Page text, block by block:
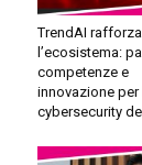
TrendAI rafforza
l’ecosistema:
competenze e
innovazione per
cybersecurity